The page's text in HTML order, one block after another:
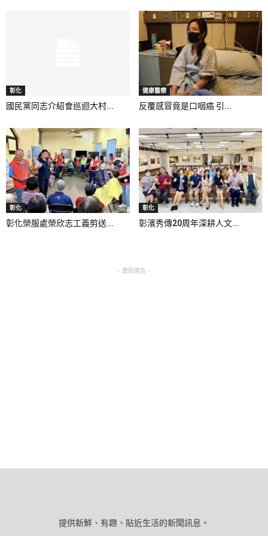
彰化
國民黨同志介紹會巡迴大村...
健康醫療
反覆感冒竟是口咽癌 引...
彰化
彰化榮服處榮欣志工義剪送...
彰化
彰濱秀傳20周年深耕人文...
- 贊助廣告 -
提供新鮮、有趣、貼近生活的新聞訊息。